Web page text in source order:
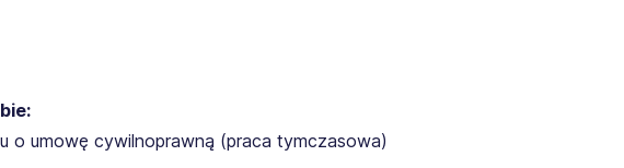
o umowę cywilnoprawną (praca tymczasowa)